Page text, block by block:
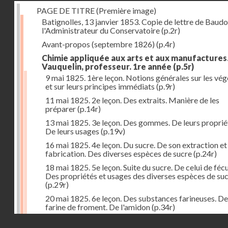
PAGE DE TITRE (Première image)
Batignolles, 13 janvier 1853. Copie de lettre de
l'Administrateur du Conservatoire(p.2r)
Avant-propos (septembre 1826) (p.4r)
Chimie appliquée aux arts et aux
Vauquelin, professeur. 1re année (p.5r)
9 mai 1825. 1ère leçon. Notions générales sur les
et sur leurs principes immédiats (p.9r)
11 mai 1825. 2e leçon. Des extraits. Manière de les
préparer(p.14r)
13 mai 1825. 3e leçon. Des gommes. De leurs
De leurs usages (p.19v)
16 mai 1825. 4e leçon. Du sucre. De son extraction et
fabrication. Des diverses espèces de sucre(p.24r)
18 mai 1825. 5e leçon. Suite du sucre. De celui de
Des propriétés et usages des diverses espèces de
(p.29r)
20 mai 1825. 6e leçon. Des substances farineuses.
farine de froment. De l'amidon(p.34r)